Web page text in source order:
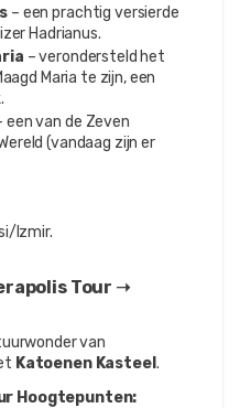
– een prachtig versierde
Hadrianus.
– verondersteld het
Maria te zijn, een
een van de Zeven
(vandaag zijn er
Izmir.
Tour ➝
Katoenen Kasteel .
Hoogtepunten: